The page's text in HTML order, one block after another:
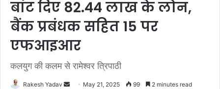
बांट दिए 82.44 लाख के लोन,
बैंक प्रबंधक सहित 15 पर
एफआइआर
कलयुग की कलम से रामेश्वर त्रिपाठी
Rakesh Yadav May 21, 2025 99 2 minutes read